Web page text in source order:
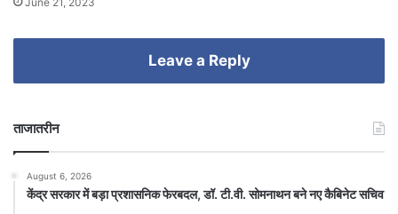
Leave a Reply
ताजातरीन
August 6, 2026
केंद्र सरकार में बड़ा प्रशासनिक फेरबदल, डॉ. टी.वी. सोमनाथन बने नए कैबिनेट सचिव